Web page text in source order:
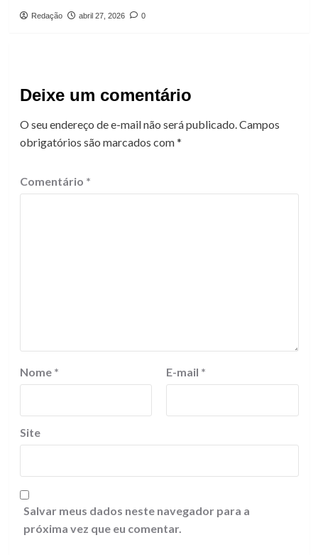
Redação abril 27, 2026 0
Deixe um comentário
O seu endereço de e-mail não será publicado.Campos
obrigatórios são marcados com*
Comentário *
Nome * E-mail *
Site
Salvar meus dados neste navegador para a
próxima vez que eu comentar.